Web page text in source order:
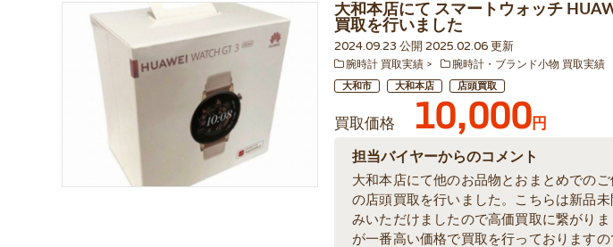
大和本店にて スマートウォッチ
買取を行いました
2024.09.23 公開 2025.02.06 更新
腕時計 買取実績 腕時計・ブランド小物 買取実績
大和市 大和本店 店頭買取
買取価格 10,000円
担当バイヤーからのコメント
大和本店にて他のお品物とおまとめでの
の店頭買取を行いました。こちらは新品
みいただけましたので高価買取に繋がり
が一番高い価格で買取を行っております